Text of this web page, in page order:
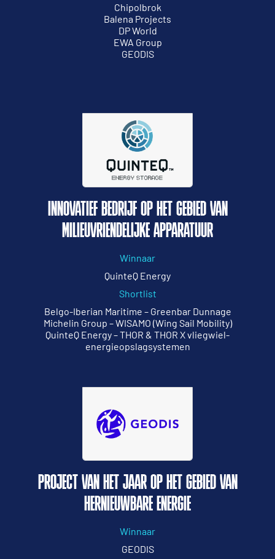
Chipolbrok
Balena Projects
DP World
EWA Group
GEODIS
INNOVATIEF BEDRIJF OP HET GEBIED VAN
MILIEUVRIENDELIJKE APPARATUUR
Winnaar
QuinteQ Energy
Shortlist
Belgo-Iberian Maritime – Greenbar Dunnage
Michelin Group – WISAMO (Wing Sail Mobility)
QuinteQ Energy – THOR & THOR X vliegwiel-
energieopslagsystemen
PROJECT VAN HET JAAR OP HET GEBIED VAN
HERNIEUWBARE ENERGIE
Winnaar
GEODIS